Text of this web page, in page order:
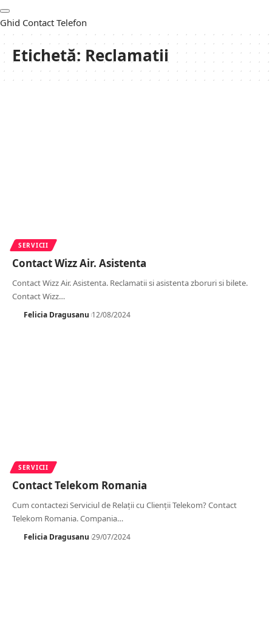
Ghid Contact Telefon
Etichetă: Reclamatii
SERVICII
Contact Wizz Air. Asistenta
Contact Wizz Air. Asistenta. Reclamatii si asistenta zboruri si bilete.
Contact Wizz…
Felicia Dragusanu 12/08/2024
SERVICII
Contact Telekom Romania
Cum contactezi Serviciul de Relații cu Clienții Telekom? Contact
Telekom Romania. Compania…
Felicia Dragusanu 29/07/2024